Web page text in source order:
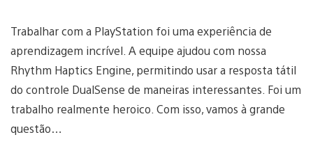
Trabalhar com a PlayStation foi uma experiência de
aprendizagem incrível. A equipe ajudou com nossa
Rhythm Haptics Engine, permitindo usar a resposta tátil
do controle DualSense de maneiras interessantes. Foi um
trabalho realmente heroico. Com isso, vamos à grande
questão…